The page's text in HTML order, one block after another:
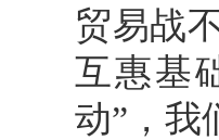
贸易战
互惠基
动”，我